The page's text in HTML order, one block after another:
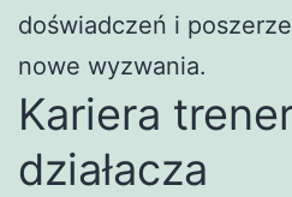
doświadczeń i
nowe wyzwania.
Kariera
działacza